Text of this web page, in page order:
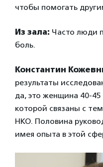
чтобы помогать
Из зала: Часто люди
боль.
Константин
результаты
да, это женщина 40-
которой связаны с
НКО. Половина
имея опыта в этой